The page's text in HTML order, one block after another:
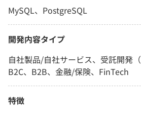
MySQL、PostgreSQL
開発内容タイプ
自社製品/自社サービス、受託開発（
B2C、B2B、金融/保険、FinTech
特徴